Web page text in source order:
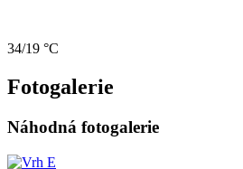
34/19 °C
Fotogalerie
Náhodná fotogalerie